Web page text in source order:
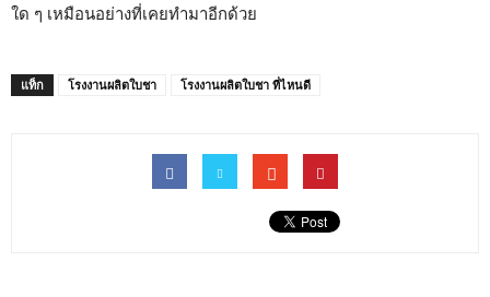
ใด ๆ เหมือนอย่างที่เคยทำมาอีกด้วย
แท็ก โรงงานผลิตใบชา โรงงานผลิตใบชา ที่ไหนดี